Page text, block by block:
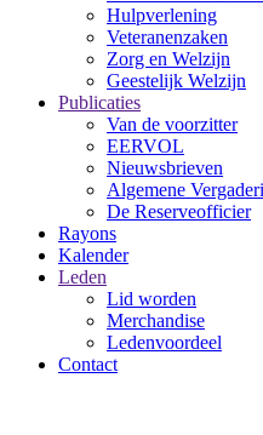
Hulpverlening
Veteranenzaken
Zorg en Welzijn
Geestelijk Welzijn
Publicaties
Van de voorzitter
EERVOL
Nieuwsbrieven
Algemene
De Reserveofficier
Rayons
Kalender
Leden
Lid worden
Merchandise
Ledenvoordeel
Contact